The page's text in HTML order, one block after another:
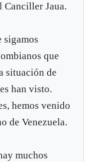
Canciller Jaua.
sigamos
que
situación de
han visto.
hemos venido
de Venezuela.
muchos